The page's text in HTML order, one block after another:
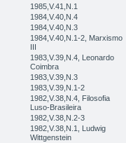
1985,V.41,N.1
1984,V.40,N.4
1984,V.40,N.3
1984,V.40,N.1-2, Marxismo
III
1983,V.39,N.4, Leonardo
Coimbra
1983,V.39,N.3
1983,V.39,N.1-2
1982,V.38,N.4, Filosofia
Luso-Brasileira
1982,V.38,N.2-3
1982,V.38,N.1, Ludwig
Wittgenstein